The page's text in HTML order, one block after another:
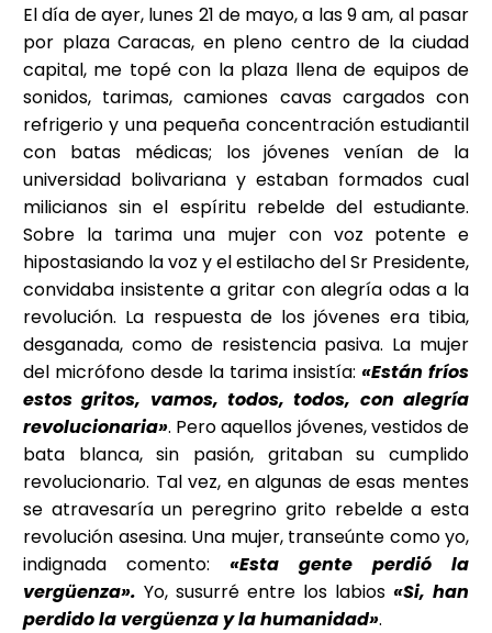
El día de ayer, lunes 21 de mayo, a las 9 am, al pasar
por plaza Caracas, en pleno centro de la ciudad
capital, me topé con la plaza llena de equipos de
sonidos, tarimas, camiones cavas cargados con
refrigerio y una pequeña concentración estudiantil
con batas médicas; los jóvenes venían de la
universidad bolivariana y estaban formados cual
milicianos sin el espíritu rebelde del estudiante.
Sobre la tarima una mujer con voz potente e
hipostasiando la voz y el estilacho del Sr Presidente,
convidaba insistente a gritar con alegría odas a la
revolución. La respuesta de los jóvenes era tibia,
desganada, como de resistencia pasiva. La mujer
del micrófono desde la tarima insistía: «Están fríos
estos gritos, vamos, todos, todos, con alegría
revolucionaria». Pero aquellos jóvenes, vestidos de
bata blanca, sin pasión, gritaban su cumplido
revolucionario. Tal vez, en algunas de esas mentes
se atravesaría un peregrino grito rebelde a esta
revolución asesina. Una mujer, transeúnte como yo,
indignada comento: «Esta gente perdió la
vergüenza». Yo, susurré entre los labios «Si, han
perdido la vergüenza y la humanidad».